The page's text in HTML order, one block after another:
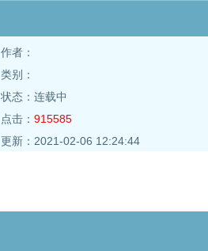
作者：
类别：
状态：连载中
点击： 915585
更新：2021-02-06 12:24:44